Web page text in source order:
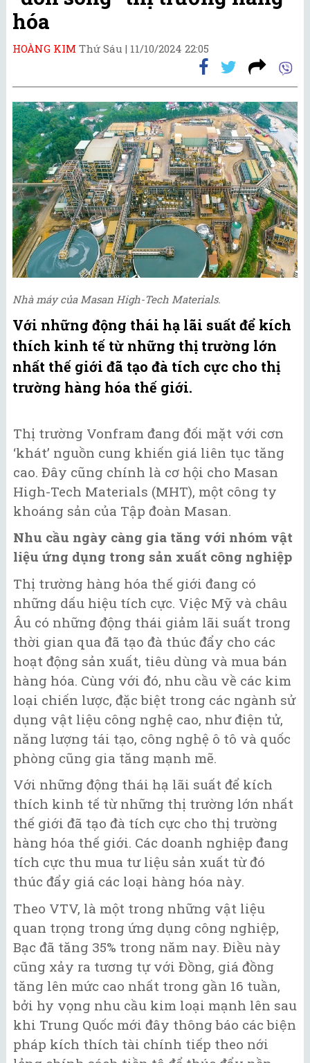
hóa
HOÀNG KIM Thứ Sáu | 11/10/2024 22:05
Nhà máy của Masan High-Tech Materials.
Với những động thái hạ lãi suất để kích
thích kinh tế từ những thị trường lớn
nhất thế giới đã tạo đà tích cực cho thị
trường hàng hóa thế giới.
Thị trường Vonfram đang đối mặt với cơn
‘khát’ nguồn cung khiến giá liên tục tăng
cao. Đây cũng chính là cơ hội cho Masan
High-Tech Materials (MHT), một công ty
khoáng sản của Tập đoàn Masan.
Nhu cầu ngày càng gia tăng với nhóm vật
liệu ứng dụng trong sản xuất công nghiệp
Thị trường hàng hóa thế giới đang có
những dấu hiệu tích cực. Việc Mỹ và châu
Âu có những động thái giảm lãi suất trong
thời gian qua đã tạo đà thúc đẩy cho các
hoạt động sản xuất, tiêu dùng và mua bán
hàng hóa. Cùng với đó, nhu cầu về các kim
loại chiến lược, đặc biệt trong các ngành sử
dụng vật liệu công nghệ cao, như điện tử,
năng lượng tái tạo, công nghệ ô tô và quốc
phòng cũng gia tăng mạnh mẽ.
Với những động thái hạ lãi suất để kích
thích kinh tế từ những thị trường lớn nhất
thế giới đã tạo đà tích cực cho thị trường
hàng hóa thế giới. Các doanh nghiệp đang
tích cực thu mua tư liệu sản xuất từ đó
thúc đẩy giá các loại hàng hóa này.
Theo VTV, là một trong những vật liệu
quan trọng trong ứng dụng công nghiệp,
Bạc đã tăng 35% trong năm nay. Điều này
cũng xảy ra tương tự với Đồng, giá đồng
tăng lên mức cao nhất trong gần 16 tuần,
bởi hy vọng nhu cầu kim loại mạnh lên sau
khi Trung Quốc mới đây thông báo các biện
pháp kích thích tài chính tiếp theo nới